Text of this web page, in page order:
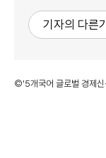
기자의 다른
©'5개국어 글로벌 경제신